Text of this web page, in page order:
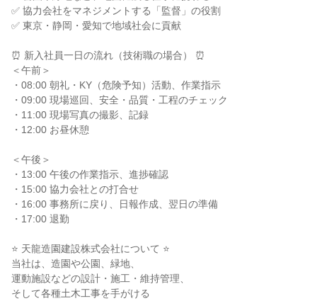
✅ 協力会社をマネジメントする「監督」の役割
✅ 東京・静岡・愛知で地域社会に貢献
⏰ 新入社員一日の流れ（技術職の場合） ⏰
＜午前＞
・08:00 朝礼・KY（危険予知）活動、作業指示
・09:00 現場巡回、安全・品質・工程のチェック
・11:00 現場写真の撮影、記録
・12:00 お昼休憩
＜午後＞
・13:00 午後の作業指示、進捗確認
・15:00 協力会社との打合せ
・16:00 事務所に戻り、日報作成、翌日の準備
・17:00 退勤
⭐ 天龍造園建設株式会社について ⭐
当社は、造園や公園、緑地、
運動施設などの設計・施工・維持管理、
そして各種土木工事を手がける